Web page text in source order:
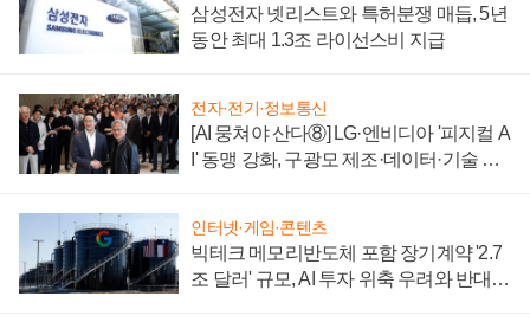
삼성전자 넷리스트와 특허분쟁 매듭, 5년
동안 최대 1.3조 라이선스비 지급
전자·전기·정보통신
[AI 뭉쳐야 산다⑧] LG·엔비디아 '피지컬 A
I' 동맹 강화, 구광모 제조·데이터·기술 결
인터넷·게임·콘텐츠
빅테크 메모리반도체 포함 장기계약 '2.7
조 달러' 규모, AI 투자 위축 우려와 반대